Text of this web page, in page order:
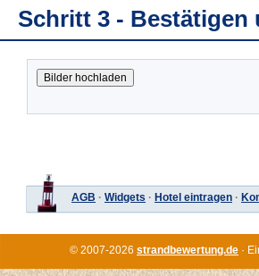
Schritt 3 - Bestätigen
AGB · Widgets · Hotel eintragen ·
© 2007-2026 strandbewertung.de ·